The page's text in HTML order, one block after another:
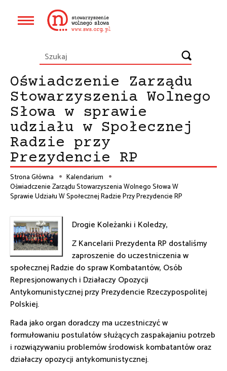
Główna
Oświadczenie Zarządu
Stowarzyszenia Wolnego
Słowa w sprawie
udziału w Społecznej
Radzie przy
Prezydencie RP
Ścieżka
nawigacyjna
Strona Główna
Kalendarium
Oświadczenie Zarządu Stowarzyszenia Wolnego Słowa W
Sprawie Udziału W Społecznej Radzie Przy Prezydencie RP
Drogie Koleżanki i Koledzy,
Z Kancelarii Prezydenta RP dostaliśmy
zaproszenie do uczestniczenia w
społecznej Radzie do spraw Kombatantów, Osób
Represjonowanych i Działaczy Opozycji
Antykomunistycznej przy Prezydencie Rzeczypospolitej
Polskiej.
Rada jako organ doradczy ma uczestniczyć w
formułowaniu postulatów służących zaspakajaniu potrzeb
i rozwiązywaniu problemów środowisk kombatantów oraz
działaczy opozycji antykomunistycznej.